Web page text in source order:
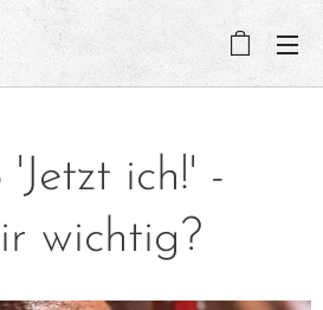
ich!' -
wichtig?